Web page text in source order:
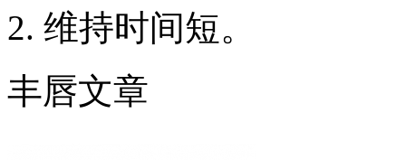
2. 维持时间短。
丰唇文章